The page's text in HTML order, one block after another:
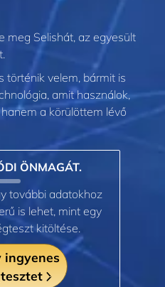
meg Selishát, az egyesült
történik velem, bármit is
amit használok,
a körülöttem lévő
ÖNMAGÁT.
további adatokhoz
is lehet, mint egy
kitöltése.
ingyenes